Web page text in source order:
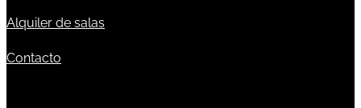
Alquiler de salas
Contacto